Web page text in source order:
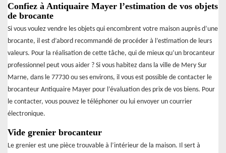
Confiez à Antiquaire Mayer l’estimation de vos objets
de brocante
Si vous voulez vendre les objets qui encombrent votre maison auprès d’une
brocante, il est d’abord recommandé de procéder à l’estimation de leurs
valeurs. Pour la réalisation de cette tâche, qui de mieux qu’un brocanteur
professionnel peut vous aider ? Si vous habitez dans la ville de Mery Sur
Marne, dans le 77730 ou ses environs, il vous est possible de contacter le
brocanteur Antiquaire Mayer pour l’évaluation des prix de vos biens. Pour
le contacter, vous pouvez le téléphoner ou lui envoyer un courrier
électronique.
Vide grenier brocanteur
Le grenier est une pièce trouvable à l’intérieur de la maison. Il sert à